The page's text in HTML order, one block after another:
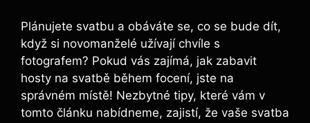
Plánujete svatbu a obáváte se, co se bude dít,
když si novomanželé ‍užívají chvíle s⁤
fotografem? Pokud vás zajímá, jak‌ zabavit
hosty ⁤na svatbě během​ focení, jste na
správném místě! Nezbytné tipy, které vám v
tomto článku nabídneme, zajistí, že vaše ​svatba